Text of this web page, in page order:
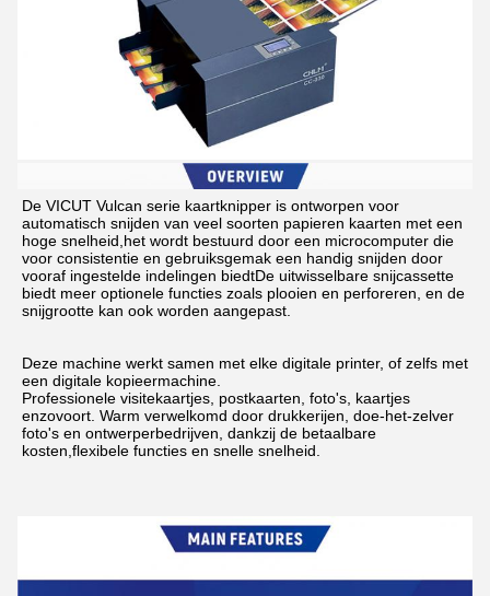
De VICUT Vulcan serie kaartknipper is ontworpen voor
automatisch snijden van veel soorten papieren kaarten met een
hoge snelheid,het wordt bestuurd door een microcomputer die
voor consistentie en gebruiksgemak een handig snijden door
vooraf ingestelde indelingen biedtDe uitwisselbare snijcassette
biedt meer optionele functies zoals plooien en perforeren, en de
snijgrootte kan ook worden aangepast.
Deze machine werkt samen met elke digitale printer, of zelfs met
een digitale kopieermachine.
Professionele visitekaartjes, postkaarten, foto's, kaartjes
enzovoort. Warm verwelkomd door drukkerijen, doe-het-zelver
foto's en ontwerperbedrijven, dankzij de betaalbare
kosten,flexibele functies en snelle snelheid.